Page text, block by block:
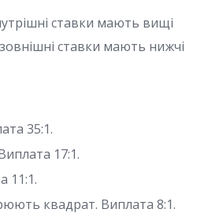
ставки мають вищі
ставки мають нижчі
35:1.
17:1.
11:1.
квадрат. Виплата 8:1.